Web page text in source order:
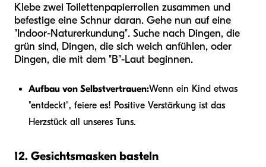
Klebe zwei Toilettenpapierrollen zusammen und
befestige eine Schnur daran. Gehe nun auf eine
"Indoor-Naturerkundung". Suche nach Dingen, die
grün sind, Dingen, die sich weich anfühlen, oder
Dingen, die mit dem "B"-Laut beginnen.
Aufbau von Selbstvertrauen:Wenn ein Kind etwas
"entdeckt", feiere es! Positive Verstärkung ist das
Herzstück all unseres Tuns.
12. Gesichtsmasken basteln